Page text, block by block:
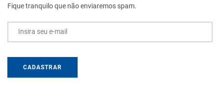
Fique tranquilo que não enviaremos spam.
Insira seu e-mail
CADASTRAR